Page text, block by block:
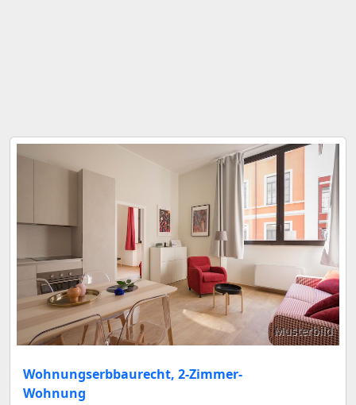
Musterbild
Wohnungserbbaurecht, 2-Zimmer-
Wohnung